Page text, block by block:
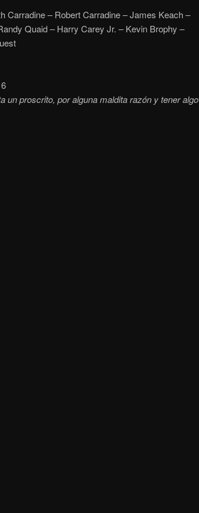
Carradine – Robert Carradine – James Keach –
Quaid – Harry Carey Jr. – Kevin Brophy –
un proscrito, por alguna maldita razón y tener algo